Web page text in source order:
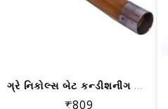
ગ્રે નિકોલ્સ બેટ કન્ડીશનીંગ કીટ
₹809